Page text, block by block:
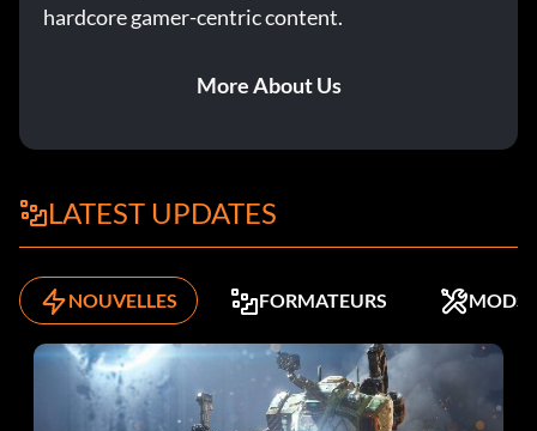
hardcore gamer-centric content.
More About Us
LATEST UPDATES
NOUVELLES FORMATEURS MODS